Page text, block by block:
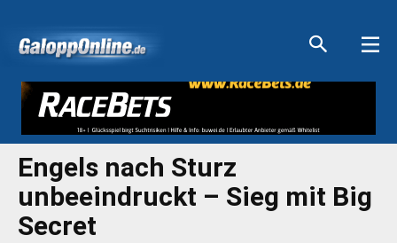
Engels nach Sturz
unbeeindruckt – Sieg mit Big
Secret